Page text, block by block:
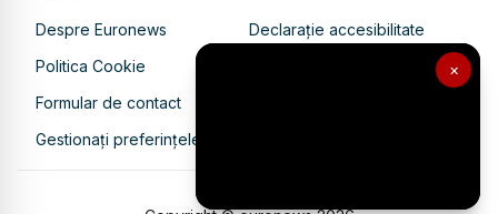
×
Despre Euronews
Declarație accesibilitate
Politica Cookie
Politica de confidențialitate
Formular de contact
Gestionați preferințele